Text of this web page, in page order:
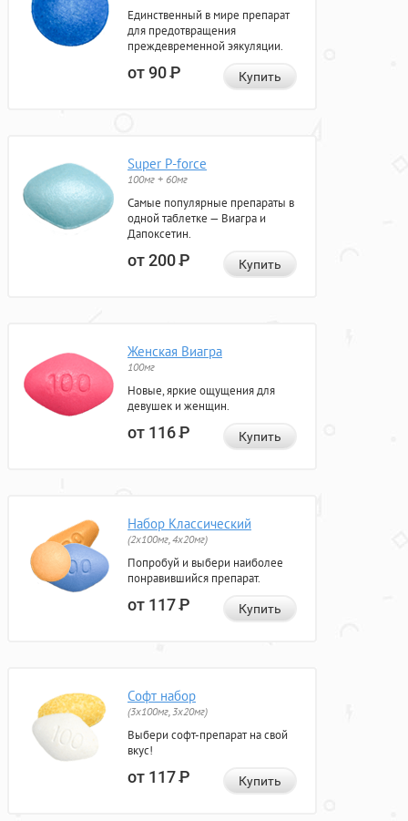
Единственный в мире препарат
для предотвращения
преждевременной эякуляции.
от 90Р Купить
Super P-force
100мг + 60мг
Самые популярные препараты в
одной таблетке — Виагра и
Дапоксетин.
от 200Р Купить
Женская Виагра
100мг
Новые, яркие ощущения для
девушек и женщин.
от 116Р Купить
Набор Классический
(2x100мг, 4x20мг)
Попробуй и выбери наиболее
понравившийся препарат.
от 117Р Купить
Софт набор
(3x100мг, 3x20мг)
Выбери софт-препарат на свой
вкус!
от 117Р Купить